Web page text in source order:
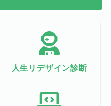
人生リデザイン診断